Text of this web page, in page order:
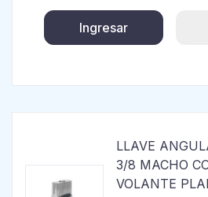
Ingresar
LLAVE
3/8 MACHO
VOLANTE